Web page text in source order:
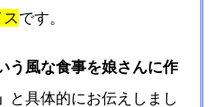
です。
う風な食事を娘さんに作
と具体的にお伝えしまし